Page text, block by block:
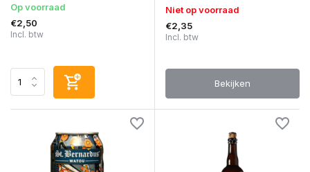
Op voorraad
€2,50
Incl. btw
Niet op voorraad
€2,35
Incl. btw
Bekijken